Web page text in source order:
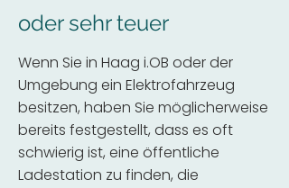
oder sehr teuer
Wenn Sie in Haag i.OB oder der
Umgebung ein Elektrofahrzeug
besitzen, haben Sie möglicherweise
bereits festgestellt, dass es oft
schwierig ist, eine öffentliche
Ladestation zu finden, die